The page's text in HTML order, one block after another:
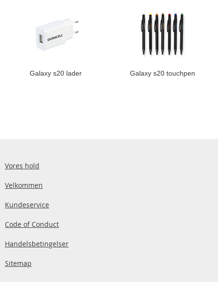
Galaxy s20 lader Galaxy s20 touchpen
Vores hold
Velkommen
Kundeservice
Code of Conduct
Handelsbetingelser
Sitemap